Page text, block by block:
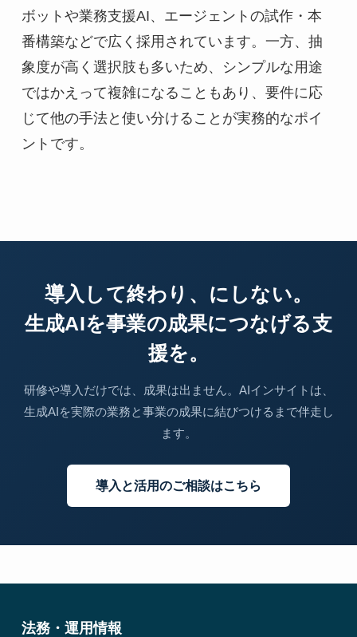
ボットや業務支援AI、エージェントの試作・本
番構築などで広く採用されています。一方、抽
象度が高く選択肢も多いため、シンプルな用途
ではかえって複雑になることもあり、要件に応
じて他の手法と使い分けることが実務的なポイ
ントです。
導入して終わり、にしない。
生成AIを事業の成果につなげる支
援を。
研修や導入だけでは、成果は出ません。AIインサイトは、
生成AIを実際の業務と事業の成果に結びつけるまで伴走し
ます。
導入と活用のご相談はこちら
法務・運用情報